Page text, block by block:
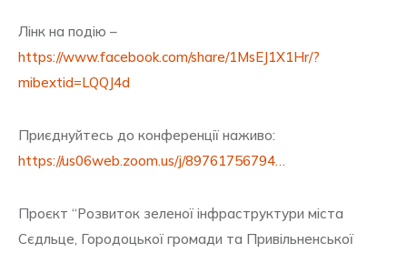
Лінк на подію –
https://www.facebook.com/share/1MsEJ1X1Hr/?
mibextid=LQQJ4d
Приєднуйтесь до конференції наживо:
https://us06web.zoom.us/j/89761756794…
Проєкт “Розвиток зеленої інфраструктури міста
Сєдльце, Городоцької громади та Привільненської